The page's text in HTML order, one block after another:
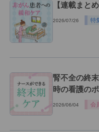
【連載まと
2026/07/26 特
腎不全の終
時の看護の
2026/06/04 会